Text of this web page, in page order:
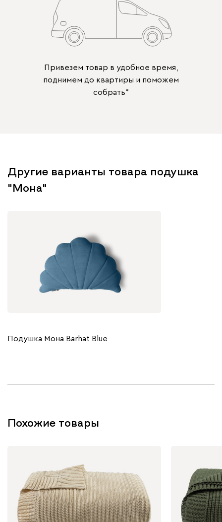
Привезем товар в удобное время,
поднимем до квартиры и поможем
собрать*
Другие варианты товара подушка
"Мона"
Подушка Мона Barhat Blue
Похожие товары